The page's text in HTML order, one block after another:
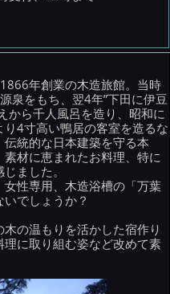
年創業の木造旅館。当時
泉をもち、翌4年”下田に伊豆
から千人風呂を造り、昭和に
4寸高い鴨居の客室を造るな
統的な日本建築を守る本
材に恵まれたお料理、特に
ました。
性専用、木造浴槽の「万葉
でしょうか？
の温もりを活かした宿作り
に取り組む姿など改めて素